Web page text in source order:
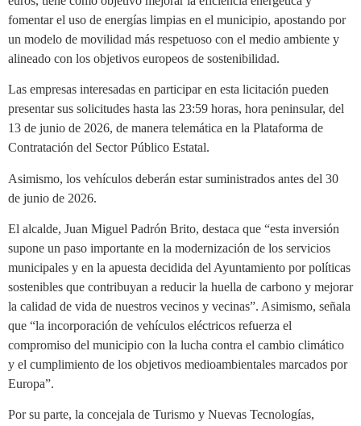
fomentar el uso de energías limpias en el municipio, apostando por
un modelo de movilidad más respetuoso con el medio ambiente y
alineado con los objetivos europeos de sostenibilidad.
Las empresas interesadas en participar en esta licitación pueden
presentar sus solicitudes hasta las 23:59 horas, hora peninsular, del
13 de junio de 2026, de manera telemática en la Plataforma de
Contratación del Sector Público Estatal.
Asimismo, los vehículos deberán estar suministrados antes del 30
de junio de 2026.
El alcalde, Juan Miguel Padrón Brito, destaca que “esta inversión
supone un paso importante en la modernización de los servicios
municipales y en la apuesta decidida del Ayuntamiento por políticas
sostenibles que contribuyan a reducir la huella de carbono y mejorar
la calidad de vida de nuestros vecinos y vecinas”. Asimismo, señala
que “la incorporación de vehículos eléctricos refuerza el
compromiso del municipio con la lucha contra el cambio climático
y el cumplimiento de los objetivos medioambientales marcados por
Europa”.
Por su parte, la concejala de Turismo y Nuevas Tecnologías,